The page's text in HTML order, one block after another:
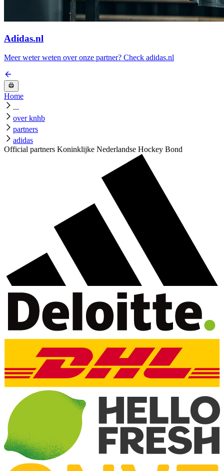
Adidas.nl
Meer weter weten over onze partner? Check adidas.nl
Home
...
over knhb
partners
adidas
Official partners Koninklijke Nederlandse Hockey Bond